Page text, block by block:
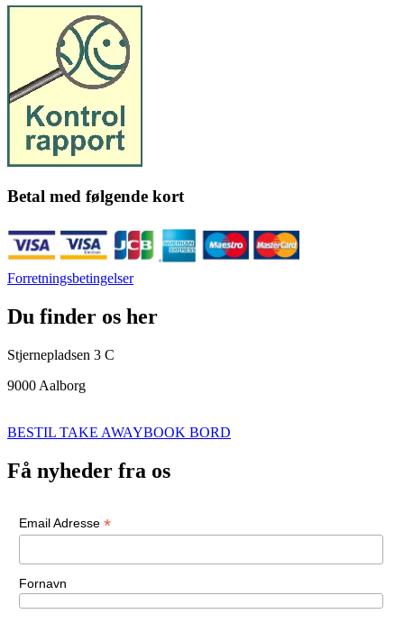
Betal med følgende kort
Forretningsbetingelser
Du finder os her
Stjernepladsen 3 C
9000 Aalborg
BESTIL TAKE AWAYBOOK BORD
Få nyheder fra os
Email Adresse *
Fornavn